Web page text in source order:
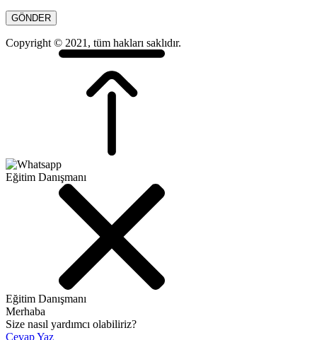
Copyright © 2021, tüm hakları saklıdır.
Eğitim Danışmanı
Eğitim Danışmanı
Merhaba
Size nasıl yardımcı olabiliriz?
Cevap Yaz